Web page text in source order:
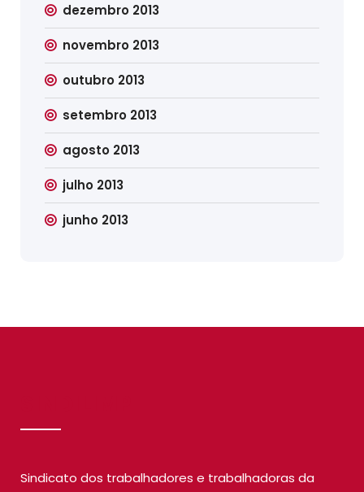
dezembro 2013
novembro 2013
outubro 2013
setembro 2013
agosto 2013
julho 2013
junho 2013
Sindicato dos trabalhadores e trabalhadoras da